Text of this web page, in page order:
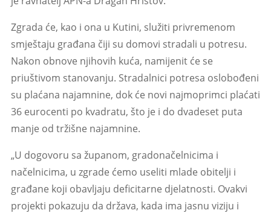
Zgrada će, kao i ona u Kutini, služiti privremenom
smještaju građana čiji su domovi stradali u potresu.
Nakon obnove njihovih kuća, namijenit će se
priuštivom stanovanju. Stradalnici potresa oslobođeni
su plaćana najamnine, dok će novi najmoprimci plaćati
36 eurocenti po kvadratu, što je i do dvadeset puta
manje od tržišne najamnine.
„U dogovoru sa županom, gradonačelnicima i
načelnicima, u zgrade ćemo useliti mlade obitelji i
građane koji obavljaju deficitarne djelatnosti. Ovakvi
projekti pokazuju da država, kada ima jasnu viziju i